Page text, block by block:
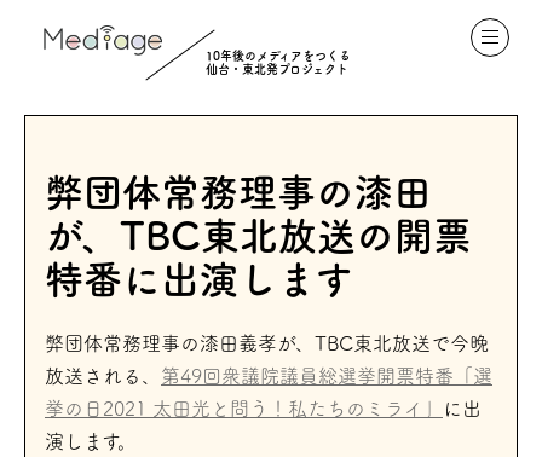
10年後のメディアをつくる
仙台・東北発プロジェクト
弊団体常務理事の漆田
が、TBC東北放送の開票
特番に出演します
弊団体常務理事の漆田義孝が、TBC東北放送で今晩
放送される、 第49回衆議院議員総選挙開票特番「選
挙の日2021 太田光と問う！私たちのミライ」
に出
演します。